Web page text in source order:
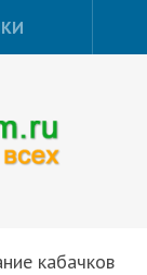
кабачков